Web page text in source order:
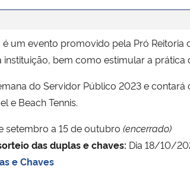
é um evento promovido pela Pró
instituição, bem como estimular a
do Servidor Público 2023 e
e Beach Tennis.
setembro a 15 de outubro (encerrado)
das duplas e chaves: Dia 18/10/
e Chaves